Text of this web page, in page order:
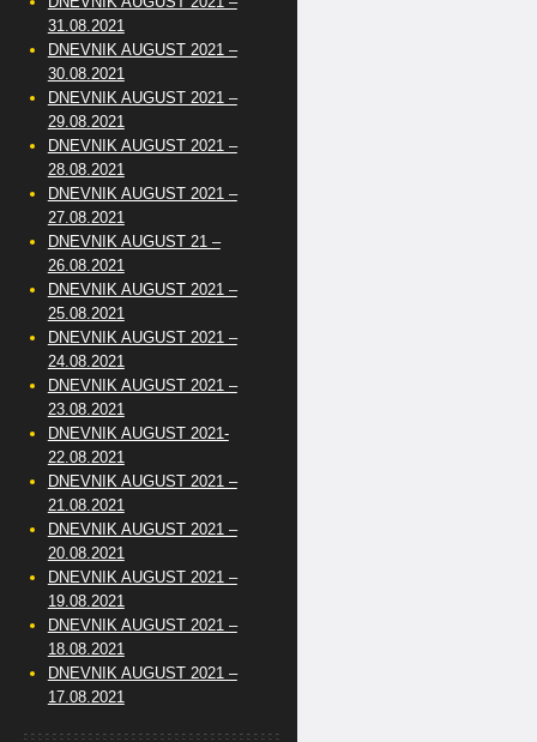
31.08.2021
DNEVNIK AUGUST 2021 –
30.08.2021
DNEVNIK AUGUST 2021 –
29.08.2021
DNEVNIK AUGUST 2021 –
28.08.2021
DNEVNIK AUGUST 2021 –
27.08.2021
DNEVNIK AUGUST 21 –
26.08.2021
DNEVNIK AUGUST 2021 –
25.08.2021
DNEVNIK AUGUST 2021 –
24.08.2021
DNEVNIK AUGUST 2021 –
23.08.2021
DNEVNIK AUGUST 2021-
22.08.2021
DNEVNIK AUGUST 2021 –
21.08.2021
DNEVNIK AUGUST 2021 –
20.08.2021
DNEVNIK AUGUST 2021 –
19.08.2021
DNEVNIK AUGUST 2021 –
18.08.2021
DNEVNIK AUGUST 2021 –
17.08.2021